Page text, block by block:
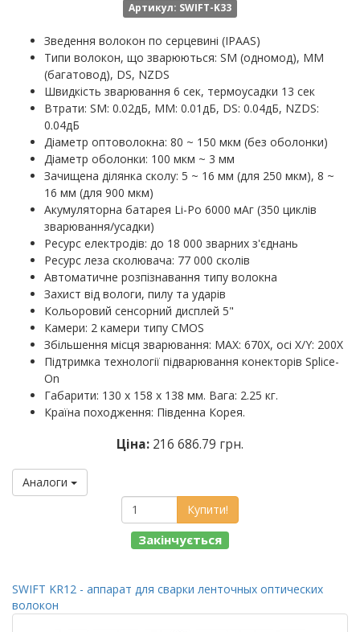
Артикул: SWIFT-K33
Зведення волокон по серцевині (IPAAS)
Типи волокон, що зварюються: SM (одномод), MM
(багатовод), DS, NZDS
Швидкість зварювання 6 сек, термоусадки 13 сек
Втрати: SM: 0.02дБ, MM: 0.01дБ, DS: 0.04дБ, NZDS:
0.04дБ
Діаметр оптоволокна: 80 ~ 150 мкм (без оболонки)
Діаметр оболонки: 100 мкм ~ 3 мм
Зачищена ділянка сколу: 5 ~ 16 мм (для 250 мкм), 8 ~
16 мм (для 900 мкм)
Акумуляторна батарея Li-Po 6000 мАг (350 циклів
зварювання/усадки)
Ресурс електродів: до 18 000 зварних з'єднань
Ресурс леза сколювача: 77 000 сколів
Автоматичне розпізнавання типу волокна
Захист від вологи, пилу та ударів
Кольоровий сенсорний дисплей 5"
Камери: 2 камери типу CMOS
Збільшення місця зварювання: MAX: 670X, осі X/Y: 200X
Підтримка технології підварювання конекторів Splice-
On
Габарити: 130 х 158 х 138 мм. Вага: 2.25 кг.
Країна походження: Південна Корея.
Ціна: 216 686.79 грн.
Аналоги
Купити!
Закінчується
SWIFT KR12 - аппарат для сварки ленточных оптических
волокон